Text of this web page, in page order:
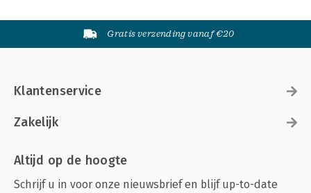
Gratis verzending vanaf €20
Klantenservice
Zakelijk
Altijd op de hoogte
Schrijf u in voor onze nieuwsbrief en blijf up-to-date